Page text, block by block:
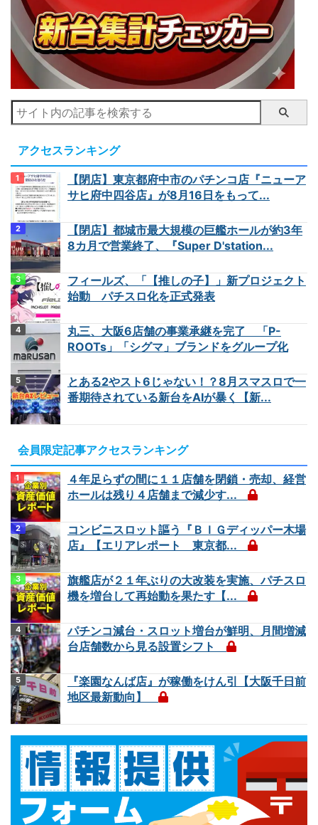
アクセスランキング
【閉店】東京都府中市のパチンコ店『ニューア
サヒ府中四谷店』が8月16日をもって...
【閉店】都城市最大規模の巨艦ホールが約3年
8カ月で営業終了、『Super D'station...
フィールズ、「【推しの子】」新プロジェクト
始動 パチスロ化を正式発表
丸三、大阪6店舗の事業承継を完了 「P-
ROOTs」「シグマ」ブランドをグループ化
とある2やスト6じゃない！？8月スマスロで一
番期待されている新台をAIが暴く【新...
会員限定記事アクセスランキング
４年足らずの間に１１店舗を閉鎖・売却、経営
ホールは残り４店舗まで減少す...
コンビニスロット謳う『ＢＩＧディッパー木場
店』【エリアレポート 東京都...
旗艦店が２１年ぶりの大改装を実施、パチスロ
機を増台して再始動を果たす【...
パチンコ減台・スロット増台が鮮明、月間増減
台店舗数から見る設置シフト
『楽園なんば店』が稼働をけん引【大阪千日前
地区最新動向】